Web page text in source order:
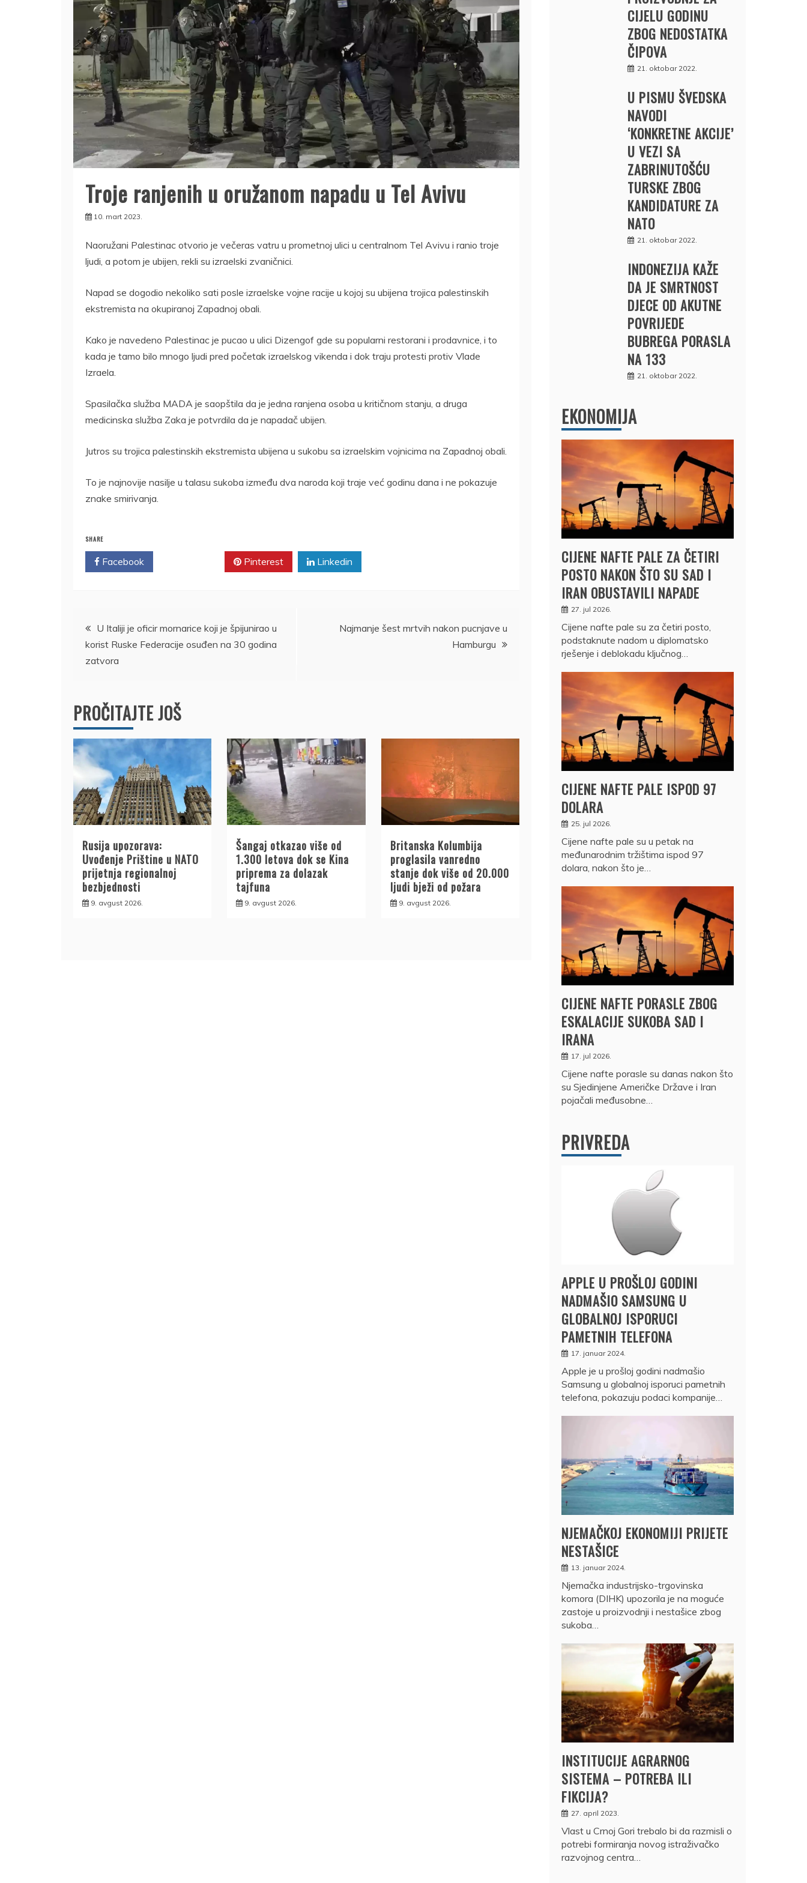
Troje ranjenih u oružanom napadu u Tel Avivu
10. mart 2023.
Naoružani Palestinac otvorio je večeras vatru u prometnoj ulici u centralnom Tel Avivu i ranio troje
ljudi, a potom je ubijen, rekli su izraelski zvaničnici.
Napad se dogodio nekoliko sati posle izraelske vojne racije u kojoj su ubijena trojica palestinskih
ekstremista na okupiranoj Zapadnoj obali.
Kako je navedeno Palestinac je pucao u ulici Dizengof gde su popularni restorani i prodavnice, i to
kada je tamo bilo mnogo ljudi pred početak izraelskog vikenda i dok traju protesti protiv Vlade
Izraela.
Spasilačka služba MADA je saopštila da je jedna ranjena osoba u kritičnom stanju, a druga
medicinska služba Zaka je potvrdila da je napadač ubijen.
Jutros su trojica palestinskih ekstremista ubijena u sukobu sa izraelskim vojnicima na Zapadnoj obali.
To je najnovije nasilje u talasu sukoba između dva naroda koji traje već godinu dana i ne pokazuje
znake smirivanja.
SHARE
Facebook Pinterest Linkedin
Kretanje
članka
U Italiji je oficir mornarice koji je špijunirao u
korist Ruske Federacije osuđen na 30 godina
zatvora
Najmanje šest mrtvih nakon pucnjave u
Hamburgu
PROČITAJTE JOŠ
Rusija upozorava:
Uvođenje Prištine u NATO
prijetnja regionalnoj
bezbjednosti
9. avgust 2026.
Šangaj otkazao više od
1.300 letova dok se Kina
priprema za dolazak
tajfuna
9. avgust 2026.
Britanska Kolumbija
proglasila vanredno
stanje dok više od 20.000
ljudi bježi od požara
9. avgust 2026.
CIJELU GODINU
ZBOG NEDOSTATKA
ČIPOVA
21. oktobar 2022.
U PISMU ŠVEDSKA
NAVODI
‘KONKRETNE AKCIJE’
U VEZI SA
ZABRINUTOŠĆU
TURSKE ZBOG
KANDIDATURE ZA
NATO
21. oktobar 2022.
INDONEZIJA KAŽE
DA JE SMRTNOST
DJECE OD AKUTNE
POVRIJEDE
BUBREGA PORASLA
NA 133
21. oktobar 2022.
EKONOMIJA
CIJENE NAFTE PALE ZA ČETIRI
POSTO NAKON ŠTO SU SAD I
IRAN OBUSTAVILI NAPADE
27. jul 2026.
Cijene nafte pale su za četiri posto,
podstaknute nadom u diplomatsko
rješenje i deblokadu ključnog…
CIJENE NAFTE PALE ISPOD 97
DOLARA
25. jul 2026.
Cijene nafte pale su u petak na
međunarodnim tržištima ispod 97
dolara, nakon što je…
CIJENE NAFTE PORASLE ZBOG
ESKALACIJE SUKOBA SAD I
IRANA
17. jul 2026.
Cijene nafte porasle su danas nakon što
su Sjedinjene Američke Države i Iran
pojačali međusobne…
PRIVREDA
APPLE U PROŠLOJ GODINI
NADMAŠIO SAMSUNG U
GLOBALNOJ ISPORUCI
PAMETNIH TELEFONA
17. januar 2024.
Apple je u prošloj godini nadmašio
Samsung u globalnoj isporuci pametnih
telefona, pokazuju podaci kompanije…
NJEMAČKOJ EKONOMIJI PRIJETE
NESTAŠICE
13. januar 2024.
Njemačka industrijsko-trgovinska
komora (DIHK) upozorila je na moguće
zastoje u proizvodnji i nestašice zbog
sukoba…
INSTITUCIJE AGRARNOG
SISTEMA – POTREBA ILI
FIKCIJA?
27. april 2023.
Vlast u Crnoj Gori trebalo bi da razmisli o
potrebi formiranja novog istraživačko
razvojnog centra…